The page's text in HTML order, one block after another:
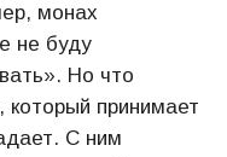
монах
не буду
Но что
принимает
С ним